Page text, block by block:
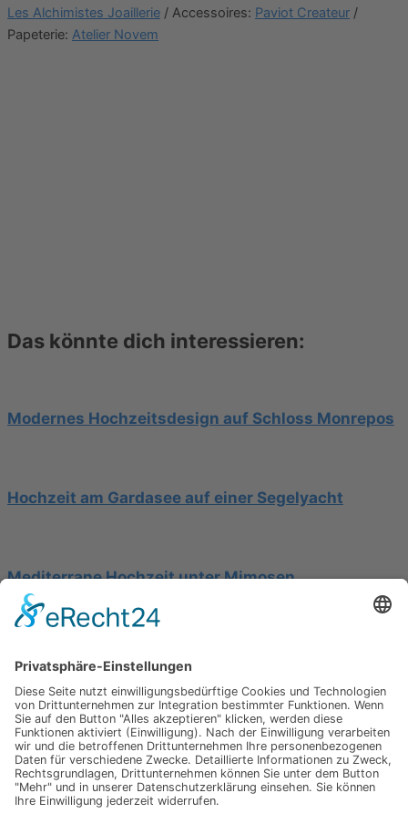
Les Alchimistes Joaillerie / Accessoires: Paviot Createur /
Papeterie: Atelier Novem
Das könnte dich interessieren:
Modernes Hochzeitsdesign auf Schloss Monrepos
Hochzeit am Gardasee auf einer Segelyacht
Mediterrane Hochzeit unter Mimosen
Impressum
Werbung
About
Einsendung
AGB
Datenschutzerklärung
Impressum